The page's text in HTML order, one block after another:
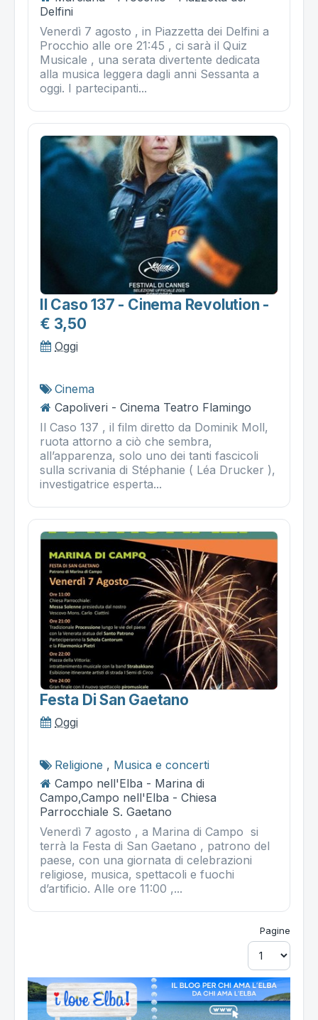
Delfini
Venerdì 7 agosto , in Piazzetta dei Delfini a
Procchio alle ore 21:45 , ci sarà il Quiz
Musicale , una serata divertente dedicata
alla musica leggera dagli anni Sessanta a
oggi. I partecipanti...
Il Caso 137 - Cinema Revolution -
€ 3,50
Oggi
Cinema
Capoliveri - Cinema Teatro Flamingo
Il Caso 137 , il film diretto da Dominik Moll,
ruota attorno a ciò che sembra,
all’apparenza, solo uno dei tanti fascicoli
sulla scrivania di Stéphanie ( Léa Drucker ),
investigatrice esperta...
Festa Di San Gaetano
Oggi
Religione , Musica e concerti
Campo nell'Elba - Marina di
Campo,Campo nell'Elba - Chiesa
Parrocchiale S. Gaetano
Venerdì 7 agosto , a Marina di Campo si
terrà la Festa di San Gaetano , patrono del
paese, con una giornata di celebrazioni
religiose, musica, spettacoli e fuochi
d’artificio. Alle ore 11:00 ,...
Pagine